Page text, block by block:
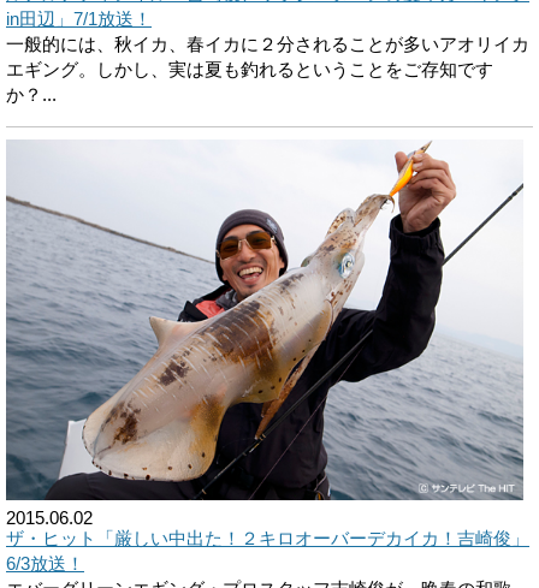
in田辺」7/1放送！
一般的には、秋イカ、春イカに２分されることが多いアオリイカ
エギング。しかし、実は夏も釣れるということをご存知です
か？...
2015.06.02
ザ・ヒット「厳しい中出た！２キロオーバーデカイカ！吉崎俊」
6/3放送！